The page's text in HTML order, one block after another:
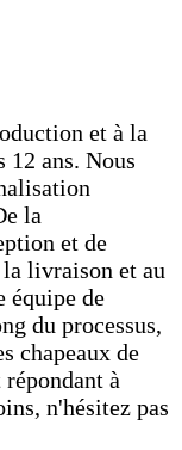
et à la
12 ans. Nous
la
et de
livraison et au
équipe de
du processus,
chapeaux de
à
n'hésitez pas